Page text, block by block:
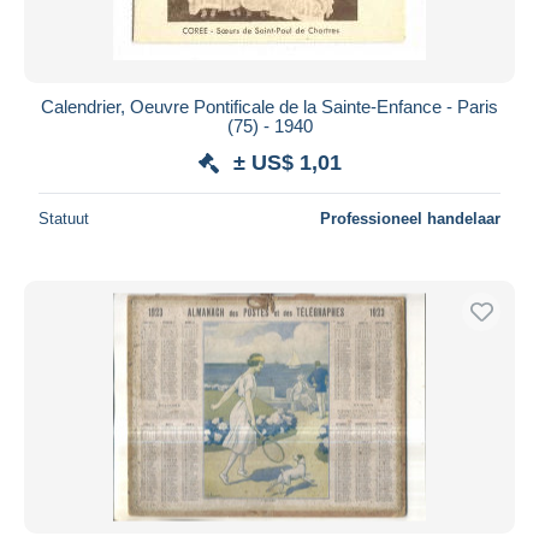
Calendrier, Oeuvre Pontificale de la Sainte-Enfance - Paris
(75) - 1940
± US$ 1,01
Statuut Professioneel handelaar